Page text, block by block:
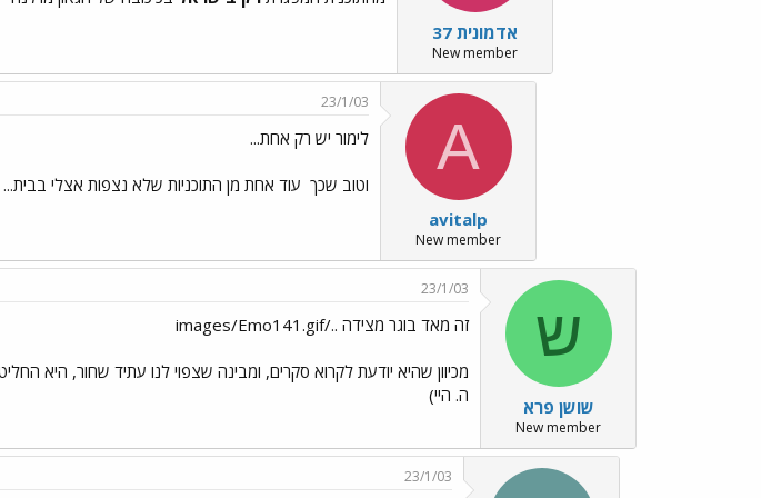
אדמונית 37
New member
A
avitalp
New member
23/1/03
לימור יש רק אחת...
וטוב שכך עוד אחת מן התוכניות שלא נצפות אצלי בבית...
ש
שושן פרא
New member
23/1/03
זה מאד בוגר מצידה ../images/Emo141.gif
מכיוון שהיא יודעת לקרוא סקרים, ומבינה שצפוי לנו עתיד שחור, היא
ה. היי)
23/1/03